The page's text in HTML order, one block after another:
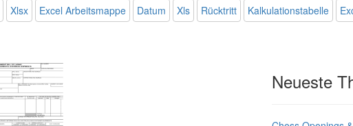
Xlsx Excel Arbeitsmappe Datum Xls Rücktritt Kalkulationstabelle
Neueste